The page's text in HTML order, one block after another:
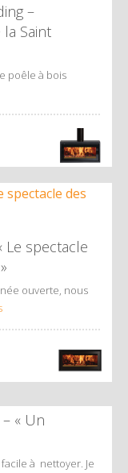
–
Saint
poêle à bois
Le spectacle
ouverte, nous
« Un
à nettoyer. Je